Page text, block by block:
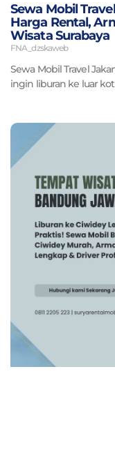
Sewa Mobil
Harga Rental,
Wisata Surabaya
FNA_dzskaweb
Sewa Mobil Travel
ingin liburan ke luar